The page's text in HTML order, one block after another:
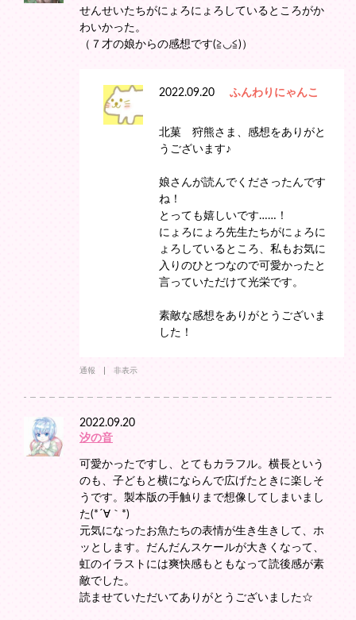
せんせいたちがにょろにょろしているところがか
わいかった。
（７才の娘からの感想です(≧◡≦)）
2022.09.20 ふんわりにゃんこ
北菓 狩熊さま、感想をありがと
うございます♪
娘さんが読んでくださったんです
ね！
とっても嬉しいです……！
にょろにょろ先生たちがにょろに
ょろしているところ、私もお気に
入りのひとつなので可愛かったと
言っていただけて光栄です。
素敵な感想をありがとうございま
した！
通報 非表示
2022.09.20
汐の音
可愛かったですし、とてもカラフル。横長という
のも、子どもと横にならんで広げたときに楽しそ
うです。製本版の手触りまで想像してしまいまし
た(*´∀｀*)
元気になったお魚たちの表情が生き生きして、ホ
ッとします。だんだんスケールが大きくなって、
虹のイラストには爽快感もともなって読後感が素
敵でした。
読ませていただいてありがとうございました☆